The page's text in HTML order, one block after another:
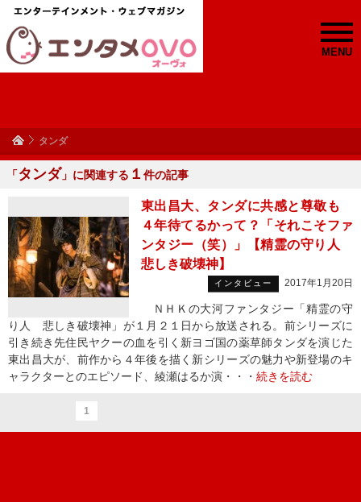
MENU
タンダ
「タンダ 」に関連する １ 件の記事
東出昌大、タンダに共感と尊敬も
４年待てるかって？「それこそファ
ンタジー（笑）」【精霊の守り人
悲しき破壊神】
インタビュー 2017年1月20日
ＮＨＫの大河ファンタジー「精霊の守
り人 悲しき破壊神」が１月２１日から放送される。前シリーズに
引き続き先住民ヤクーの血を引く新ヨゴ国の薬草師タンダを演じた
東出昌大が、前作から４年後を描く新シリーズの魅力や新登場のキ
ャラクターとのエピソード、綾瀬はるか演・・・ 続きを読む
1